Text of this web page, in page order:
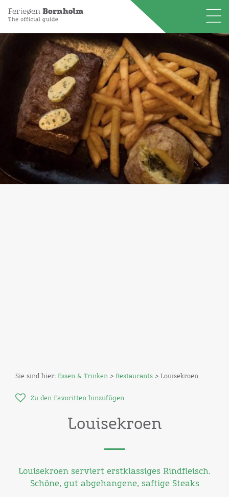
Sie sind hier: Essen & Trinken > Restaurants > Louisekroen
Zu den Favoritten hinzufügen
Louisekroen
Louisekroen serviert erstklassiges Rindfleisch.
Schöne, gut abgehangene, saftige Steaks